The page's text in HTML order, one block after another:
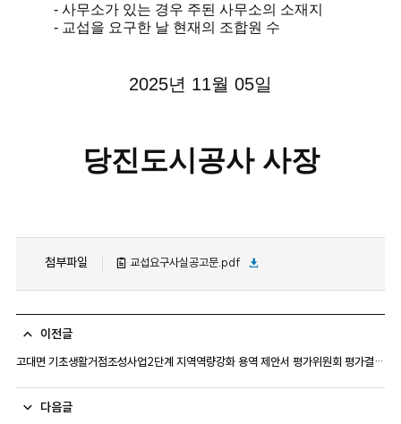
- 사무소가 있는 경우 주된 사무소의 소재지
- 교섭을 요구한 날 현재의 조합원 수
2025년 11월 05일
당진도시공사 사장
첨부파일 교섭요구사실공고문.pdf
이전글
고대면 기초생활거점조성사업2단계 지역역량강화 용역 제안서 평가위원회 평가결과 공고
다음글